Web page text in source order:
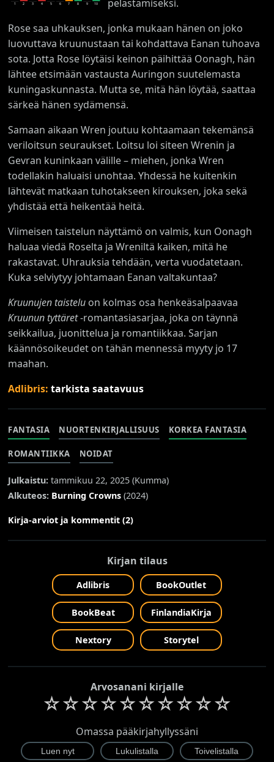
1 2 3 4 5 6 7 8 9 10
pelastamiseksi.
Rose saa uhkauksen, jonka mukaan hänen on joko
luovuttava kruunustaan tai kohdattava Eanan tuhoava
sota. Jotta Rose löytäisi keinon päihittää Oonagh, hän
lähtee etsimään vastausta Auringon suutelemasta
kuningaskunnasta. Mutta se, mitä hän löytää, saattaa
särkeä hänen sydämensä.
Samaan aikaan Wren joutuu kohtaamaan tekemänsä
veriloitsun seuraukset. Loitsu loi siteen Wrenin ja
Gevran kuninkaan välille – miehen, jonka Wren
todellakin haluaisi unohtaa. Yhdessä he kuitenkin
lähtevät matkaan tuhotakseen kirouksen, joka sekä
yhdistää että heikentää heitä.
Viimeisen taistelun näyttämö on valmis, kun Oonagh
haluaa viedä Roselta ja Wreniltä kaiken, mitä he
rakastavat. Uhrauksia tehdään, verta vuodatetaan.
Kuka selviytyy johtamaan Eanan valtakuntaa?
Kruunujen taistelu on kolmas osa henkeäsalpaavaa
Kruunun tyttäret-romantasiasarjaa, joka on täynnä
seikkailua, juonittelua ja romantiikkaa. Sarjan
käännösoikeudet on tähän mennessä myyty jo 17
maahan.
Adlibris:tarkista saatavuus
FANTASIA NUORTENKIRJALLISUUS KORKEA FANTASIA
ROMANTIIKKA NOIDAT
Julkaistu: tammikuu 22, 2025 (Kumma)
Alkuteos: Burning Crowns (2024)
Kirja-arviot ja kommentit (2)
Kirjan tilaus
Adlibris BookOutlet
BookBeat FinlandiaKirja
Nextory Storytel
Arvosanani kirjalle
☆☆☆☆☆☆☆☆☆☆
Omassa pääkirjahyllyssäni